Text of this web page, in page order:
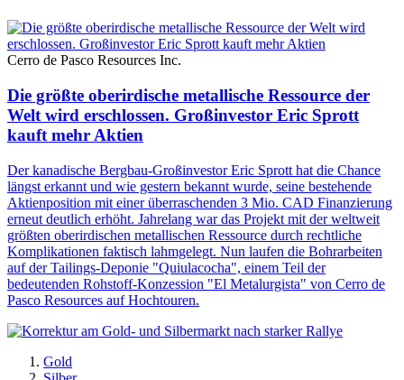
Cerro de Pasco Resources Inc.
Die größte oberirdische metallische Ressource der
Welt wird erschlossen. Großinvestor Eric Sprott
kauft mehr Aktien
Der kanadische Bergbau-Großinvestor Eric Sprott hat die Chance
längst erkannt und wie gestern bekannt wurde, seine bestehende
Aktienposition mit einer überraschenden 3 Mio. CAD Finanzierung
erneut deutlich erhöht. Jahrelang war das Projekt mit der weltweit
größten oberirdischen metallischen Ressource durch rechtliche
Komplikationen faktisch lahmgelegt. Nun laufen die Bohrarbeiten
auf der Tailings-Deponie "Quiulacocha", einem Teil der
bedeutenden Rohstoff-Konzession "El Metalurgista" von Cerro de
Pasco Resources auf Hochtouren.
Gold